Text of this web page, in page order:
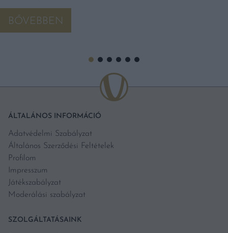
BŐVEBBEN
ÁLTALÁNOS INFORMÁCIÓ
Adatvédelmi Szabályzat
Általános Szerződési Feltételek
Profilom
Impresszum
Játékszabályzat
Moderálási szabályzat
SZOLGÁLTATÁSAINK